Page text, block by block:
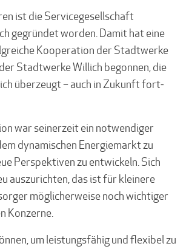
ist die Servicegesellschaft
gegründet worden. Damit hat eine
Kooperation der Stadtwerke
Stadtwerke Willich begonnen, die
ich überzeugt – auch in Zukunft fort­
war seinerzeit ein notwendiger
dynamischen Ener­giemarkt zu
Perspektiven zu entwickeln. Sich
aus­zurichten, das ist für kleinere
möglicherweise noch wichtiger
Konzerne.
um leistungsfähig und flexibel zu